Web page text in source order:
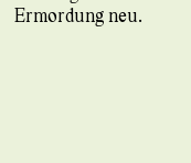
Ermordung neu.